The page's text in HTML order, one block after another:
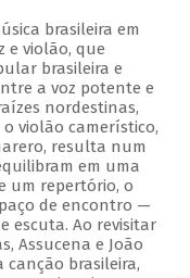
brasileira em
e violão, que
brasileira e
a voz potente e
nordestinas,
violão camerístico,
resulta num
em uma
um repertório, o
de encontro —
escuta. Ao revisitar
Assucena e João
brasileira,